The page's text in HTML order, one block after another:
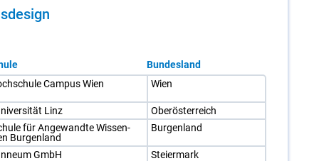
Bundesland
Cam­pus Wien
Wien
Linz
Ober­ös­ter­reich
für An­ge­wand­te Wis­sen­
Bur­gen­land
Bur­gen­land
GmbH
Stei­er­mark